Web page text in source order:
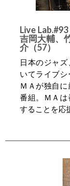
Live
吉岡大輔、
介（57）
日本のジャ
いてライブ
ＭＡが独自
番組。ＭＡ
することを応